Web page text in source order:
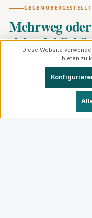
GEGENÜBERGESTELLT
Mehrweg
sich wirklich?
MEHRWEG-GLASFLASCHE
Wird viele
Diese Website
bieten zu